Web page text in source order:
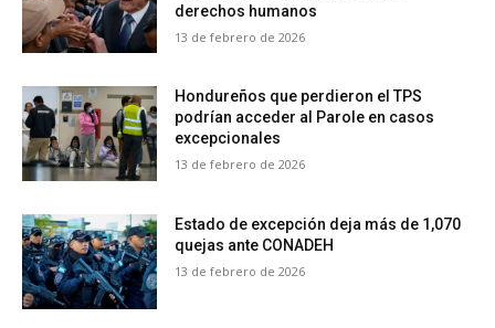
derechos humanos
13 de febrero de 2026
Hondureños que perdieron el TPS
podrían acceder al Parole en casos
excepcionales
13 de febrero de 2026
Estado de excepción deja más de 1,070
quejas ante CONADEH
13 de febrero de 2026